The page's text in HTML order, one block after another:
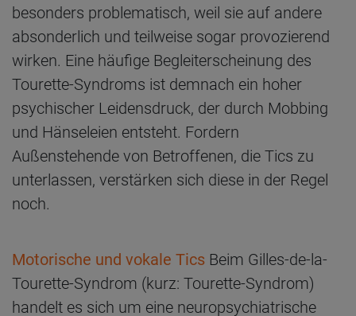
besonders problematisch, weil sie auf andere
absonderlich und teilweise sogar provozierend
wirken. Eine häufige Begleiterscheinung des
Tourette-Syndroms ist demnach ein hoher
psychischer Leidensdruck, der durch Mobbing
und Hänseleien entsteht. Fordern
Außenstehende von Betroffenen, die Tics zu
unterlassen, verstärken sich diese in der Regel
noch.
Motorische und vokale Tics Beim Gilles-de-la-
Tourette-Syndrom (kurz: Tourette-Syndrom)
handelt es sich um eine neuropsychiatrische